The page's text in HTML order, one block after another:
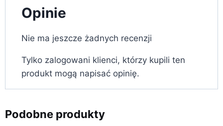
Opinie
Nie ma jeszcze żadnych recenzji
Tylko zalogowani klienci, którzy kupili ten
produkt mogą napisać opinię.
Podobne produkty